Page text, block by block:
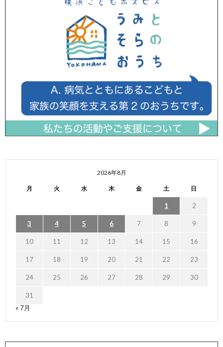
2026年8月
月 火 水 木 金 土 日
1 2
3 4 5 6 7 8 9
10 11 12 13 14 15 16
17 18 19 20 21 22 23
24 25 26 27 28 29 30
31
« 7月